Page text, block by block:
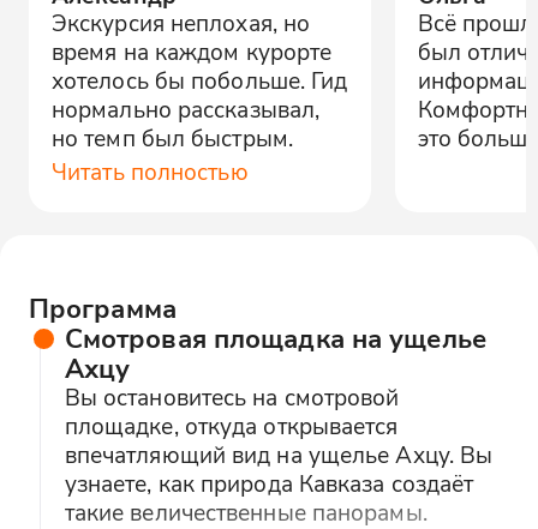
Экскурсия неплохая, но
время на каждом курорте
хотелось бы побольше. Гид
нормально рассказывал,
но темп был быстрым.
Читать полностью
Всё
был
это
Программа
Смотровая площадка на ущелье
Ахцу
Вы остановитесь на смотровой
площадке, откуда открывается
впечатляющий вид на ущелье Ахцу. Вы
узнаете, как природа Кавказа создаёт
такие величественные панорамы.